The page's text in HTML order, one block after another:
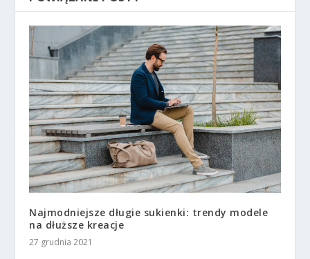
Najmodniejsze długie sukienki: trendy modele
na dłuższe kreacje
27 grudnia 2021